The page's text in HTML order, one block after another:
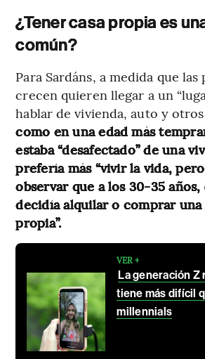
¿Tener casa propia es
común?
Para Sardáns, a medida que las
crecen quieren llegar a un
hablar de vivienda, auto y
como en una edad más
estaba “desafectado” de una
prefería más “vivir la vida,
observar que a los 30-35
decidía alquilar o comprar
propia”.
VER +
La generación Z
tiene más difícil
millennials